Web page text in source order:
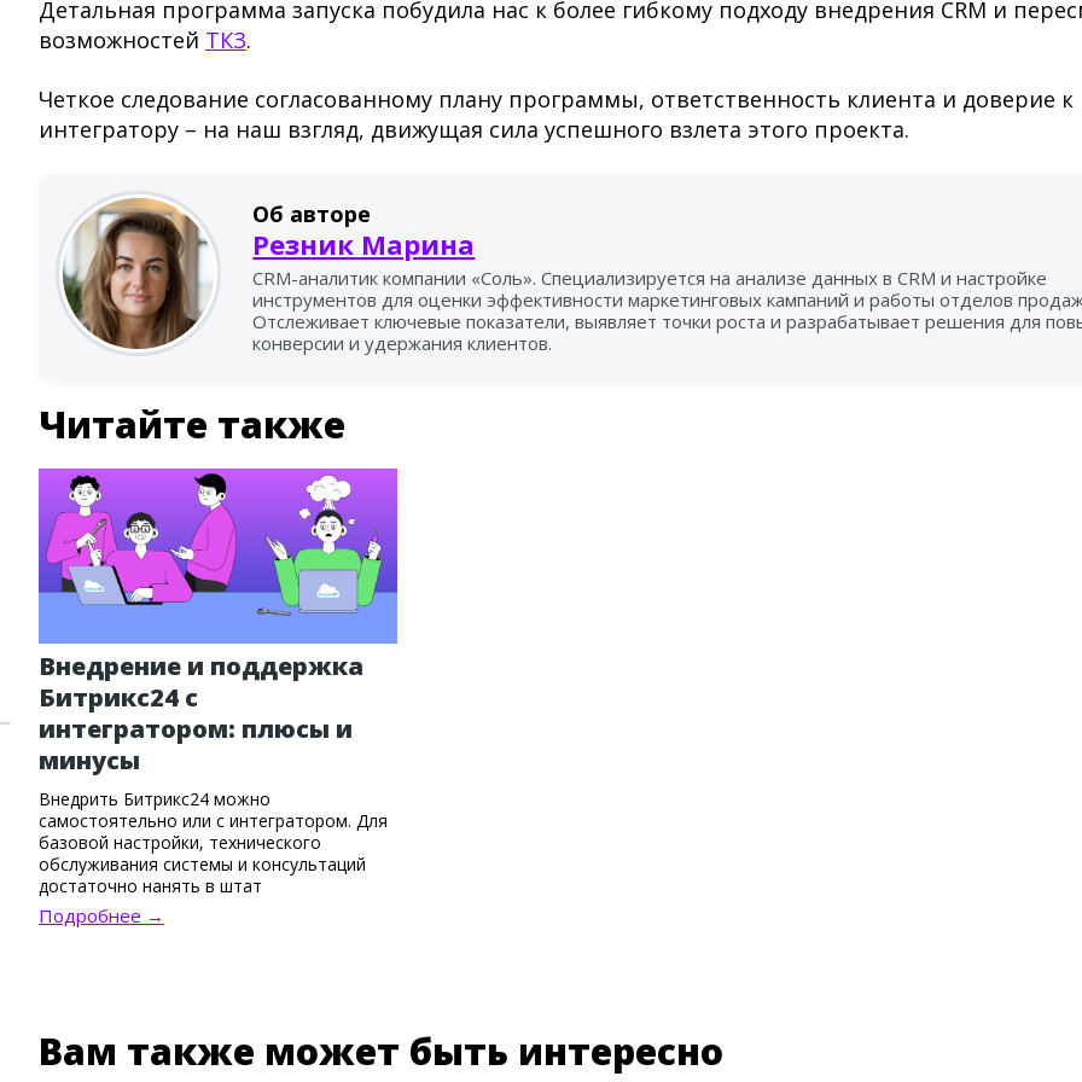
Детальная программа запуска побудила нас к более гибкому подходу внедрения CRM и
возможностей ТКЗ.
Четкое следование согласованному плану программы, ответственность клиента и доверие к
интегратору – на наш взгляд, движущая сила успешного взлета этого проекта.
Об авторе
Резник Марина
CRM-аналитик компании «Соль». Специализируется на анализе данных в CRM и настройке
инструментов для оценки эффективности маркетинговых кампаний и работы отделов
Отслеживает ключевые показатели, выявляет точки роста и разрабатывает решения для
конверсии и удержания клиентов.
Читайте также
Внедрение и поддержка
Битрикс24 с
интегратором: плюсы и
минусы
Внедрить Битрикс24 можно
самостоятельно или с интегратором. Для
базовой настройки, технического
обслуживания системы и консультаций
достаточно нанять в штат
администратора Битрикс24. Но если
нужны опыт и команда, стоит обратиться
одновременно адаптировать сотрудников.
Подробнее →
Вам также может быть интересно